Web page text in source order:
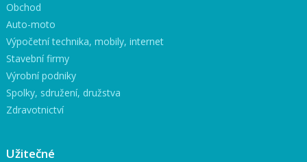
Obchod
Auto-moto
Výpočetní technika, mobily, internet
Stavební firmy
Výrobní podniky
Spolky, sdružení, družstva
Zdravotnictví
Užitečné